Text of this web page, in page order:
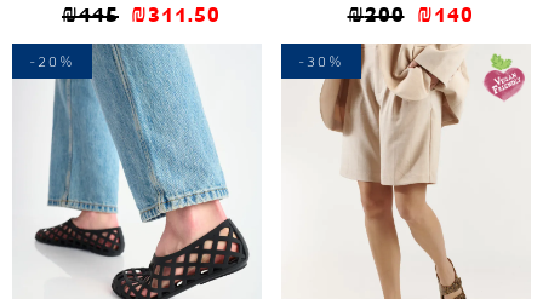
₪200 ₪140
₪445 ₪311.50
-30%
-20%